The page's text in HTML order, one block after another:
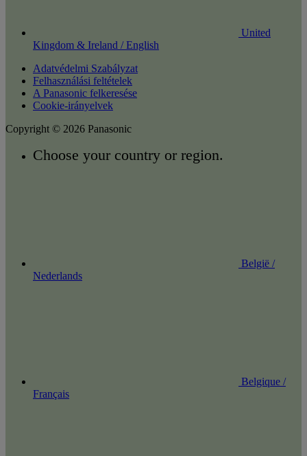
United
Kingdom & Ireland / English
Adatvédelmi Szabályzat
Felhasználási feltételek
A Panasonic felkeresése
Cookie-irányelvek
Copyright © 2026 Panasonic
Choose your country or region.
België /
Nederlands
Belgique /
Français